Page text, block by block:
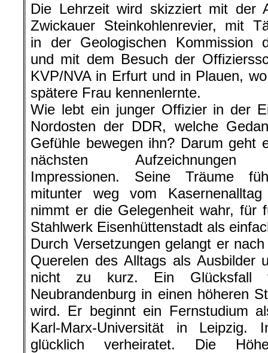
Die Lehrzeit wird skizziert mit der
Zwickauer Steinkohlenrevier, mit
in der Geologischen Kommission
und mit dem Besuch der
KVP/NVA in Erfurt und in Plauen,
spätere Frau kennenlernte.
Wie lebt ein junger Offizier in der
Nordosten der DDR, welche
Gefühle bewegen ihn? Darum geht
nächsten Aufzeichnungen
Impressionen. Seine Träume
mitunter weg vom
nimmt er die Gelegenheit wahr, für
Stahlwerk Eisenhüttenstadt als
Durch Versetzungen gelangt er
Querelen des Alltags als Ausbilder
nicht zu kurz. Ein
Neubrandenburg in einen höheren
wird. Er beginnt ein Fernstudium
Karl-Marx-Universität in Leipzig.
glücklich verheiratet. Die